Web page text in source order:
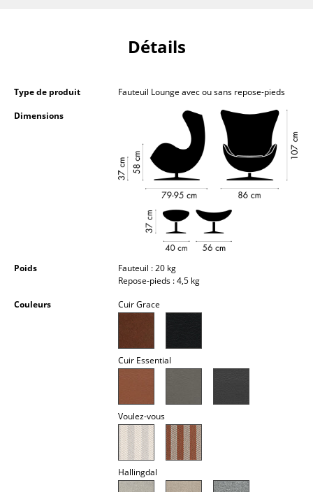
Lampes de table
Lampes de bureau
Lampadaires et Liseuses
Luminaires d’extérieur
... voir tous les luminaires
Tables de chevet et Accessoires de lit
Détails
Type de produit
Fauteuil Lounge avec ou sans repose-pieds
Dimensions
Poids
Fauteuil : 20 kg
Repose-pieds : 4,5 kg
Couleurs
Cuir Grace
Cuir Essential
Voulez-vous
Hallingdal